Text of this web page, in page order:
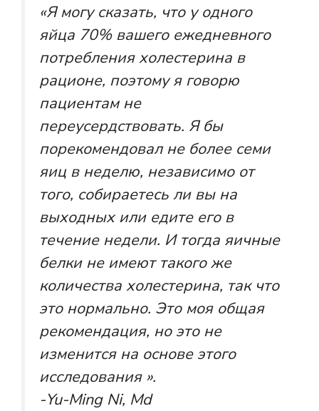
«Я могу сказать, что у одного
яйца 70% вашего ежедневного
потребления холестерина в
рационе, поэтому я говорю
пациентам не
переусердствовать. Я бы
порекомендовал не более семи
яиц в неделю, независимо от
того, собираетесь ли вы на
выходных или едите его в
течение недели. И тогда яичные
белки не имеют такого же
количества холестерина, так что
это нормально. Это моя общая
рекомендация, но это не
изменится на основе этого
исследования ».
-Yu-Ming Ni, Md